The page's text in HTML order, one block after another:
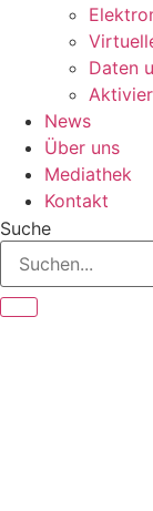
Daten
News
Über uns
Mediathek
Kontakt
Suche